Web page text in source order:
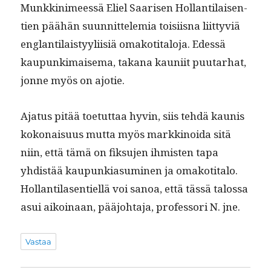
Munkkin­imeessä Eliel Saarisen Hol­lan­ti­laisen­
tien päähän suun­nit­telemia toisi­is­na liit­tyviä
englan­ti­laistyyli­isiä omakoti­talo­ja. Edessä
kaupunki­maise­ma, takana kau­ni­it puu­tarhat,
jonne myös on ajotie.
Aja­tus pitää toe­tut­taa hyvin, siis tehdä kau­nis
kokon­aisu­us mut­ta myös markki­noi­da sitä
niin, että tämä on fik­su­jen ihmis­ten tapa
yhdis­tää kaupunki­a­sum­i­nen ja omakoti­ta­lo.
Hol­lan­ti­lasen­tiel­lä voi sanoa, että tässä talos­sa
asui aikoinaan, pääjo­hta­ja, pro­fes­sori N. jne.
Vastaa